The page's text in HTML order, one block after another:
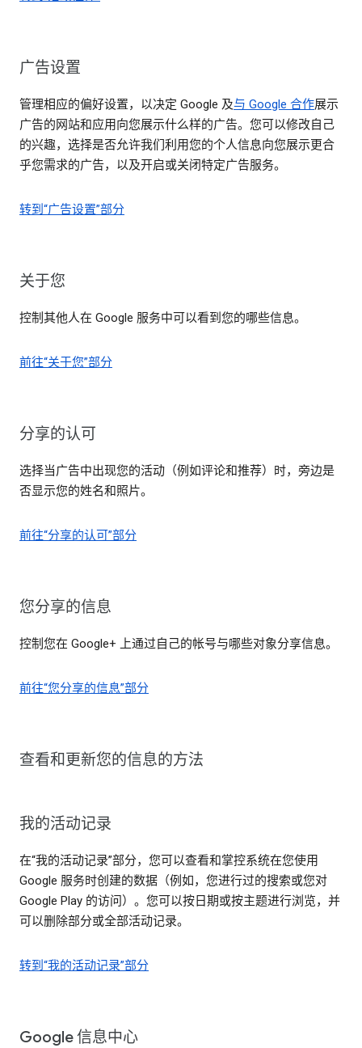
广告设置
管理相应的偏好设置，以决定 Google 及与 Google 合作展示
广告的网站和应用向您展示什么样的广告。您可以修改自己
的兴趣，选择是否允许我们利用您的个人信息向您展示更合
乎您需求的广告，以及开启或关闭特定广告服务。
转到“广告设置”部分
关于您
控制其他人在 Google 服务中可以看到您的哪些信息。
前往“关于您”部分
分享的认可
选择当广告中出现您的活动（例如评论和推荐）时，旁边是
否显示您的姓名和照片。
前往“分享的认可”部分
您分享的信息
控制您在 Google+ 上通过自己的帐号与哪些对象分享信息。
前往“您分享的信息”部分
查看和更新您的信息的方法
我的活动记录
在“我的活动记录”部分，您可以查看和掌控系统在您使用
Google 服务时创建的数据（例如，您进行过的搜索或您对
Google Play 的访问）。您可以按日期或按主题进行浏览，并
可以删除部分或全部活动记录。
转到“我的活动记录”部分
Google 信息中心